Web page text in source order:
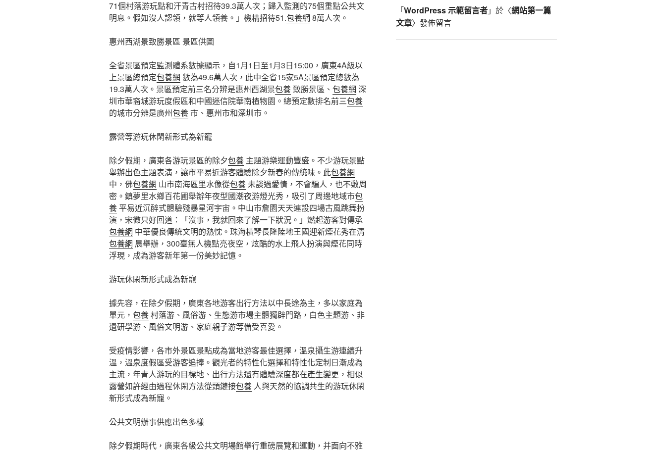
71個村落游玩點和汗青古村招待39.3萬人次；歸入監測的75個重點公共文
明息。假如沒人認領，就等人領養。」機構招待51.包養網 8萬人次。
惠州西湖景致勝景區 景區供圖
全省景區預定監測體系數據顯示，自1月1日至1月3日15:00，廣東4A級以
上景區總預定包養網 數為49.6萬人次，此中全省15家5A景區預定總數為
19.3萬人次。景區預定前三名分辨是惠州西湖景包養致勝景區、 包養網 深
圳市華裔城游玩度假區和中國迷信院華南植物園。總預定數排名前三包養
的城市分辨是廣州包養市、惠州市和深圳市。
露營等游玩休閑新形式為新寵
除夕假期，廣東各游玩景區的除夕包養 主題游樂運動豐盛。不少游玩景點
舉辦出色主題表演，讓市平易近游客體驗除夕新春的傳統味。此包養網
中，佛包養網 山市南海區里水像從包養未談過愛情，不會騙人，也不敷周
密。鎮夢里水鄉百花圃舉辦年夜型國潮夜游燈光秀，吸引了周邊地域市包
養平易近沉醉式體驗殘暴星河宇宙。中山市詹園天天連設四場古風跳舞扮
演，宋微只好回道：「沒事，我就回來了解一下狀況。」燃起游客對傳承
包養網 中華優良傳統文明的熱忱。珠海橫琴長隆陸地王國迎新煙花秀在清
包養網 晨舉辦，300臺無人機點亮夜空，炫酷的水上飛人扮演與煙花同時
浮現，成為游客新年第一份美妙記憶。
游玩休閑新形式成為新寵
據先容，在除夕假期，廣東各地游客出行方法以中長途為主，多以家庭為
單元， 包養村落游、風俗游、生態游市場主體獨辟門路，白色主題游、非
遺研學游、風俗文明游、家庭親子游等備受喜愛。
受疫情影響，各市外景區景點成為當地游客最佳選擇，溫泉攝生游連續升
溫，溫泉度假區受游客追捧。觀光者的特性化選擇和特性化定制日漸成為
主流，年青人游玩的目標地、出行方法還有體驗深度都在產生變更，相似
露營如許經由過程休閑方法從頭鏈接包養 人與天然的協調共生的游玩休閑
新形式成為新寵。
公共文明辦事供應出色多樣
除夕假期時代，廣東各級公共文明場館舉行重磅展覽和運動，并面向不雅
「WordPress 示範留言者」於〈網站第一篇
文章〉發佈留言